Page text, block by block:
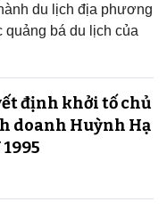
du lịch địa phương
bá du lịch của
định khởi tố chủ
doanh Huỳnh Hạ